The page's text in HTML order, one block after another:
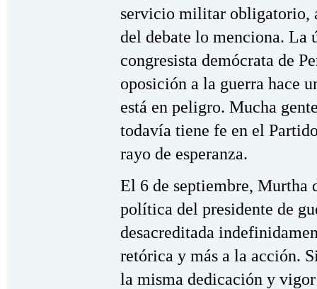
servicio militar obligatorio,
del debate lo menciona. La
congresista demócrata de
oposición a la guerra hace
está en peligro. Mucha
todavía tiene fe en el
rayo de esperanza.
El 6 de septiembre, Murtha
política del presidente de
desacreditada
retórica y más a la acción.
la misma dedicación y vigor